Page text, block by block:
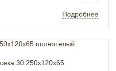
Подробнее
30 250x120x65